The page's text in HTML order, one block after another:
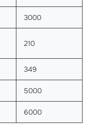
3000
210
349
5000
6000